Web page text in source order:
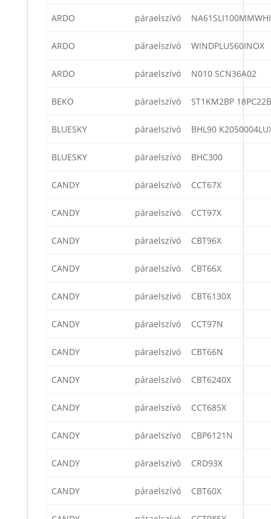
ARDO páraelszívó
ARDO páraelszívó WINDPLUS60INOX
ARDO páraelszívó N010 SCN36A02
BEKO páraelszívó ST1KM2BP
BLUESKY páraelszívó BHL90
BLUESKY páraelszívó BHC300
CANDY páraelszívó CCT67X
CANDY páraelszívó CCT97X
CANDY páraelszívó CBT96X
CANDY páraelszívó CBT66X
CANDY páraelszívó CBT6130X
CANDY páraelszívó CCT97N
CANDY páraelszívó CBT66N
CANDY páraelszívó CBT6240X
CANDY páraelszívó CCT685X
CANDY páraelszívó CBP6121N
CANDY páraelszívó CRD93X
CANDY páraelszívó CBT60X